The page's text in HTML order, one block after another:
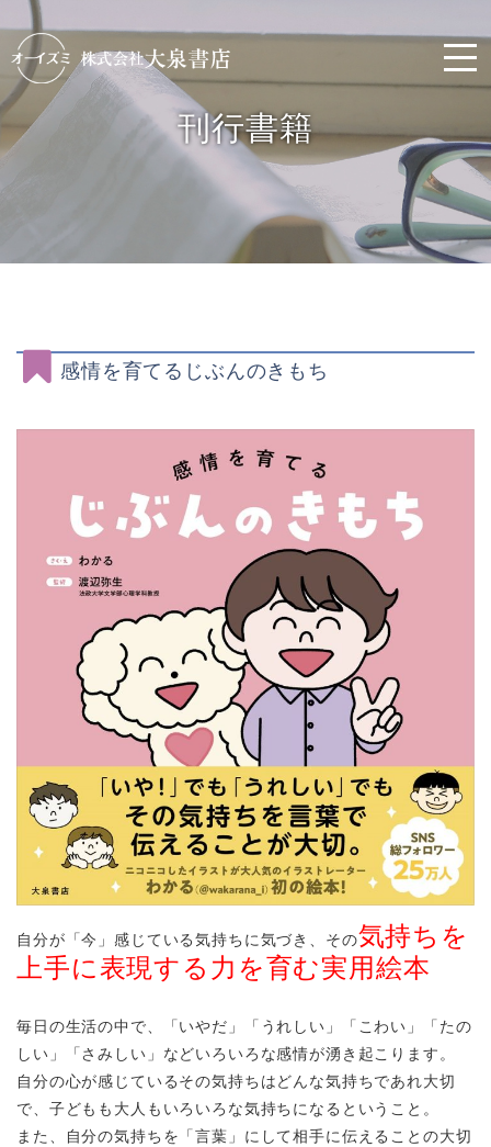
刊行書籍
感情を育てるじぶんのきもち
自分が「今」感じている気持ちに気づき、その気持ちを
上手に表現する力を育む実用絵本
毎日の生活の中で、「いやだ」「うれしい」「こわい」「たの
しい」「さみしい」などいろいろな感情が湧き起こります。
自分の心が感じているその気持ちはどんな気持ちであれ大切
で、子どもも大人もいろいろな気持ちになるということ。
また、自分の気持ちを「言葉」にして相手に伝えることの大切